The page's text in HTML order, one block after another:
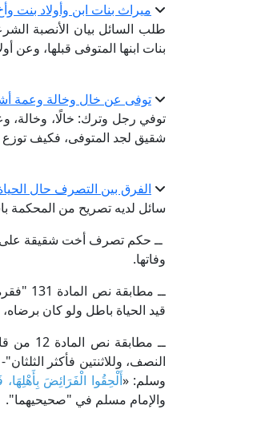
ميراث بنات ابن وأولاد بنت
بنات ابنها المتوفى قبلها، وعن
توفى عن خال وخالة وعمة
توفي رجل وترك: خالًا، وخالة،
شقيق لجد المتوفى، فكيف توزع
الفرق بين التصرف حال
سائل لديه تصريح من المحكمة
ــ حكم تصرف أخت شقيقة على
وفاتها.
ــ
قيد الحياة باطل ولو كان
النصف، وللاثنتين فأكثر
وسلم: «أَلْحِقُوا الْفَرَائِضَ
والإمام مسلم في "صحيحيهما".